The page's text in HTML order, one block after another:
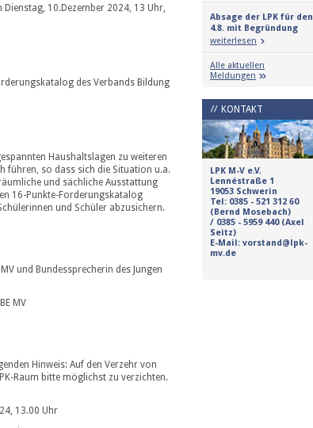
10.Dezember 2024, 13 Uhr,
des Verbands Bildung
Haushaltslagen zu weiteren
führen, so dass sich die Situation u.a.
und sächliche Ausstattung
16-Punkte-Forderungskatalog
und Schüler abzusichern.
und Bundessprecherin des Jungen
MV
Hinweis: Auf den Verzehr von
Raum bitte möglichst zu verzichten.
13.00 Uhr
Absage der LPK für den
4.8. mit Begründung
weiterlesen
Alle aktuellen
Meldungen
KONTAKT
LPK M-V e.V.
Lennéstraße 1
19053 Schwerin
Tel: 0385 - 521 312 60
(Bernd Mosebach)
/ 0385 - 5959 440 (Axel
Seitz)
E-Mail: vorstand@lpk-
mv.de